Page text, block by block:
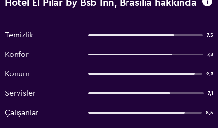
Hotel El Pilar by Bsb Inn, Brasilia hakkında
Temizlik 7,5
Konfor 7,3
Konum 9,3
Servisler 7,1
Çalışanlar 8,5